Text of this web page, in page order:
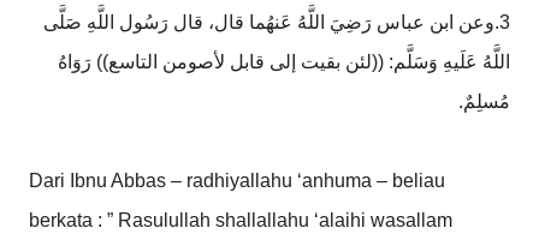
3.وعن ابن عباس رَضِيَ اللَّهُ عَنهُما قال، قال رَسُول اللَّهِ صَلَّى
اللَّهُ عَلَيهِ وَسَلَّم: ((لئن بقيت إلى قابل لأصومن التاسع)) رَوَاهُ
مُسلِمٌ.
Dari Ibnu Abbas – radhiyallahu ‘anhuma – beliau
berkata : ” Rasulullah shallallahu ‘alaihi wasallam